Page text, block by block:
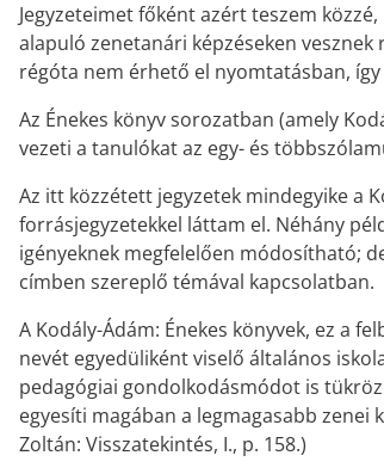
Jegyzeteimet főként azért teszem
alapuló zenetanári képzéseken
régóta nem érhető el nyomtatásban,
Az Énekes könyv sorozatban (amely
vezeti a tanulókat az egy- és
Az itt közzétett jegyzetek mindegyike a
forrásjegyzetekkel láttam el. Néhány
igényeknek megfelelően módosítható;
címben szereplő témával kapcsolatban.
A Kodály-Ádám: Énekes könyvek, ez a
nevét egyedüliként viselő általános
pedagógiai gondolkodásmódot is
egyesíti magában a legmagasabb
Zoltán: Visszatekintés, I., p. 158.)